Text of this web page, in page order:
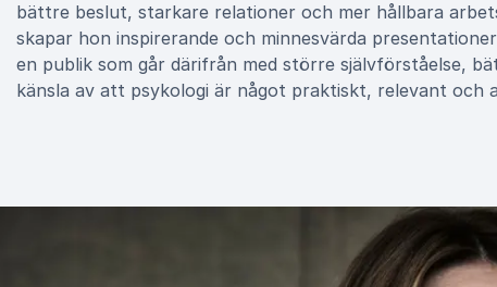
bättre beslut, starkare relationer och mer hållbara
skapar hon inspirerande och minnesvärda
en publik som går därifrån med större självförståelse,
känsla av att psykologi är något praktiskt, relevant och